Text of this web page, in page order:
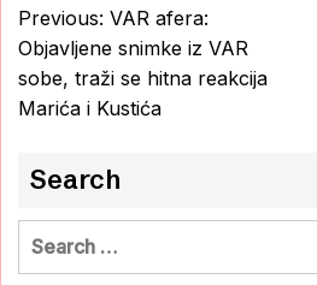
Post
navigation
Previous: VAR afera:
Objavljene snimke iz VAR
sobe, traži se hitna reakcija
Marića i Kustića
Search
Search